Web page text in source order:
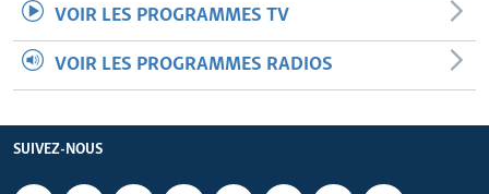
VOIR LES PROGRAMMES TV
VOIR LES PROGRAMMES RADIOS
SUIVEZ-NOUS